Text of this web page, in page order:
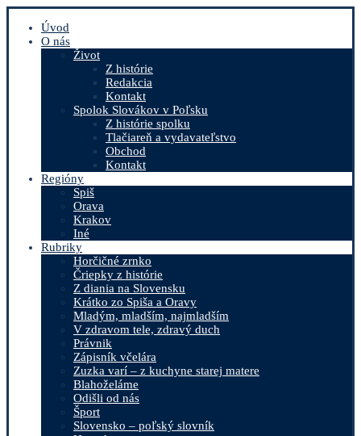
Úvod
O nás
Život
Z histórie
Redakcia
Kontakt
Spolok Slovákov v Poľsku
Z histórie spolku
Tlačiareň a vydavateľstvo
Obchod
Kontakt
Regióny
Spiš
Orava
Krakov
Iné
Rubriky
Horčičné zrnko
Čriepky z histórie
Z diania na Slovensku
Krátko zo Spiša a Oravy
Mladým, mladším, najmladším
V zdravom tele, zdravý duch
Právnik
Zápisník včelára
Zuzka varí – z kuchyne starej matere
Blahoželáme
Odišli od nás
Šport
Slovensko – poľský slovník